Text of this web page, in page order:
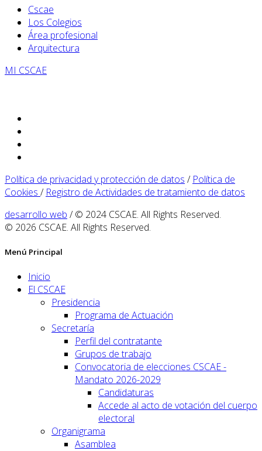
Cscae
Los Colegios
Área profesional
Arquitectura
MI CSCAE
Política de privacidad y protección de datos / Política de
Cookies / Registro de Actividades de tratamiento de datos
desarrollo web / © 2024 CSCAE. All Rights Reserved.
© 2026 CSCAE. All Rights Reserved.
Menú Principal
Inicio
El CSCAE
Presidencia
Programa de Actuación
Secretaría
Perfil del contratante
Grupos de trabajo
Convocatoria de elecciones CSCAE -
Mandato 2026-2029
Candidaturas
Accede al acto de votación del cuerpo
electoral
Organigrama
Asamblea